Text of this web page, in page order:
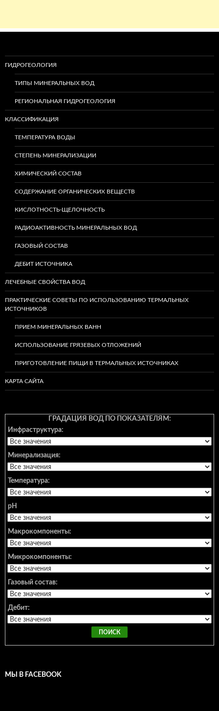
ГИДРОГЕОЛОГИЯ
ТИПЫ МИНЕРАЛЬНЫХ ВОД
РЕГИОНАЛЬНАЯ ГИДРОГЕОЛОГИЯ
КЛАССИФИКАЦИЯ
ТЕМПЕРАТУРА ВОДЫ
СТЕПЕНЬ МИНЕРАЛИЗАЦИИ
ХИМИЧЕСКИЙ СОСТАВ
СОДЕРЖАНИЕ ОРГАНИЧЕСКИХ ВЕЩЕСТВ
КИСЛОТНОСТЬ-ЩЕЛОЧНОСТЬ
РАДИОАКТИВНОСТЬ МИНЕРАЛЬНЫХ ВОД
ГАЗОВЫЙ СОСТАВ
ДЕБИТ ИСТОЧНИКА
ЛЕЧЕБНЫЕ СВОЙСТВА ВОД
ПРАКТИЧЕСКИЕ СОВЕТЫ ПО ИСПОЛЬЗОВАНИЮ ТЕРМАЛЬНЫХ
ИСТОЧНИКОВ
ПРИЕМ МИНЕРАЛЬНЫХ ВАНН
ИСПОЛЬЗОВАНИЕ ГРЯЗЕВЫХ ОТЛОЖЕНИЙ
ПРИГОТОВЛЕНИЕ ПИЩИ В ТЕРМАЛЬНЫХ ИСТОЧНИКАХ
КАРТА САЙТА
ГРАДАЦИЯ ВОД ПО ПОКАЗАТЕЛЯМ:
Инфраструктура:
Минерализация:
Температура:
pH
Макрокомпоненты:
Микрокомпоненты:
Газовый состав:
Дебит:
МЫ В FACEBOOK